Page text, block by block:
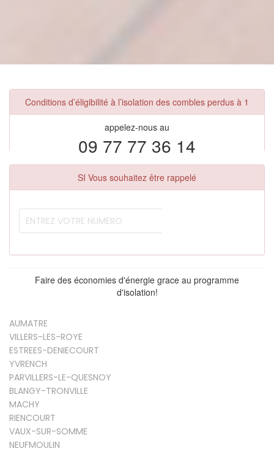
Conditions d’éligibilité à l’isolation des combles perdus à 1
appelez-nous au
09 77 77 36 14
SI Vous souhaitez être rappelé
Faire des économies d'énergie grace au programme
d'isolation!
AUMATRE
VILLERS-LES-ROYE
ESTREES-DENIECOURT
YVRENCH
PARVILLERS-LE-QUESNOY
BLANGY-TRONVILLE
MACHY
RIENCOURT
VAUX-SUR-SOMME
NEUFMOULIN